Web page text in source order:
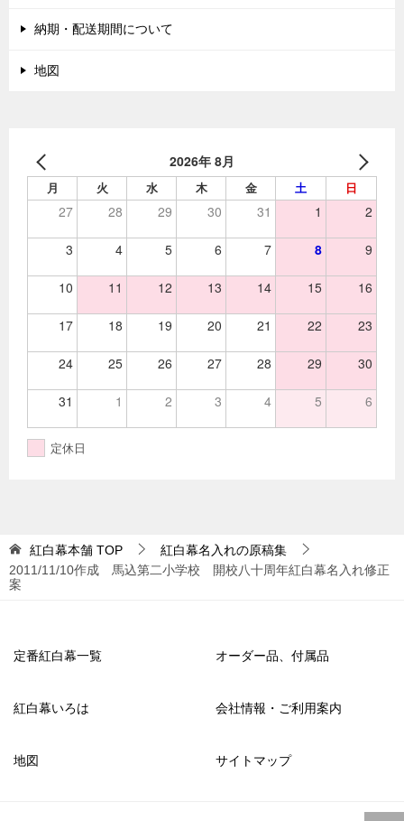
納期・配送期間について
地図
2026年 8月
月 火 水 木 金 土 日
27 28 29 30 31 1 2
3 4 5 6 7 8 9
10 11 12 13 14 15 16
17 18 19 20 21 22 23
24 25 26 27 28 29 30
31 1 2 3 4 5 6
定休日
紅白幕本舗 TOP
紅白幕名入れの原稿集
2011/11/10作成 馬込第二小学校 開校八十周年紅白幕名入れ修正
案
定番紅白幕一覧 オーダー品、付属品
紅白幕いろは 会社情報・ご利用案内
地図 サイトマップ